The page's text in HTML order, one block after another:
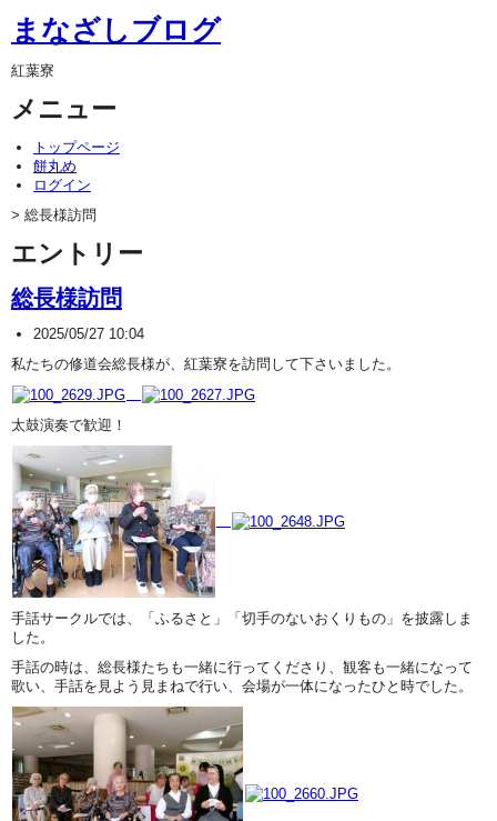
まなざしブログ
紅葉寮
メニュー
トップページ
餅丸め
ログイン
> 総長様訪問
エントリー
総長様訪問
2025/05/27 10:04
私たちの修道会総長様が、紅葉寮を訪問して下さいました。
太鼓演奏で歓迎！
手話サークルでは、「ふるさと」「切手のないおくりもの」を披露しま
した。
手話の時は、総長様たちも一緒に行ってくださり、観客も一緒になって
歌い、手話を見よう見まねで行い、会場が一体になったひと時でした。